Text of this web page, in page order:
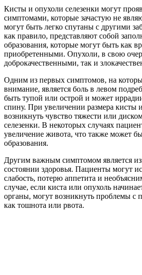
Кисты и опухоли селезенки могут
симптомами, которые зачастую не
могут быть легко спутаны с другими
как правило, представляют собой
образования, которые могут быть как
приобретенными. Опухоли, в свою
доброкачественными, так и
Одним из первых симптомов, на
внимание, является боль в левом
быть тупой или острой и может
спину. При увеличении размера кисты
возникнуть чувство тяжести или
селезенки. В некоторых случаях
увеличение живота, что также может
образования.
Другим важным симптомом является
состоянии здоровья. Пациенты могут
слабость, потерю аппетита и
случае, если киста или опухоль
органы, могут возникнуть проблемы с
как тошнота или рвота.